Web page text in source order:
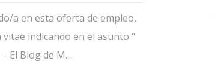
Y Ana
a en esta oferta de empleo,
indicando en el asunto "
El Blog de M...